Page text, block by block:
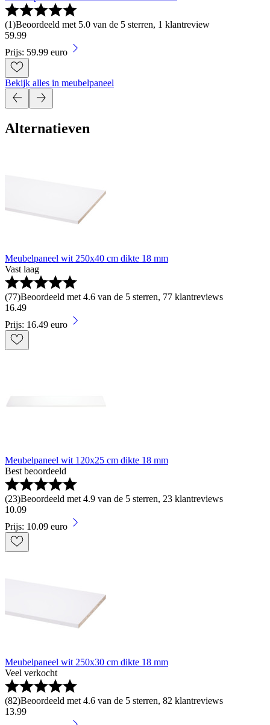
(1)Beoordeeld met 5.0 van de 5 sterren, 1 klantreview
59.99
Prijs: 59.99 euro
Bekijk alles in meubelpaneel
Alternatieven
Meubelpaneel wit 250x40 cm dikte 18 mm
Vast laag
(77)Beoordeeld met 4.6 van de 5 sterren, 77 klantreviews
16.49
Prijs: 16.49 euro
Meubelpaneel wit 120x25 cm dikte 18 mm
Best beoordeeld
(23)Beoordeeld met 4.9 van de 5 sterren, 23 klantreviews
10.09
Prijs: 10.09 euro
Meubelpaneel wit 250x30 cm dikte 18 mm
Veel verkocht
(82)Beoordeeld met 4.6 van de 5 sterren, 82 klantreviews
13.99